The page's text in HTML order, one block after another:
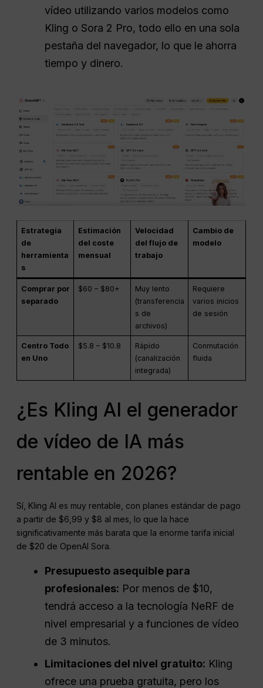
vídeo utilizando varios modelos como
Kling o Sora 2 Pro, todo ello en una sola
pestaña del navegador, lo que le ahorra
tiempo y dinero.
Estrategia
de
herramienta
s
Estimación
del coste
mensual
Velocidad
del flujo de
trabajo
Cambio de
modelo
Comprar por
separado
$60 – $80+
Muy lento
(transferencia
s de
archivos)
Requiere
varios inicios
de sesión
Centro Todo
en Uno
$5.8 – $10.8
Rápido
(canalización
integrada)
Conmutación
fluida
¿Es Kling AI el generador
de vídeo de IA más
rentable en 2026?
Sí, Kling AI es muy rentable, con planes estándar de pago
a partir de $6,99 y $8 al mes, lo que la hace
significativamente más barata que la enorme tarifa inicial
de $20 de OpenAI Sora.
Presupuesto asequible para
profesionales: Por menos de $10,
tendrá acceso a la tecnología NeRF de
nivel empresarial y a funciones de vídeo
de 3 minutos.
Limitaciones del nivel gratuito: Kling
ofrece una prueba gratuita, pero los